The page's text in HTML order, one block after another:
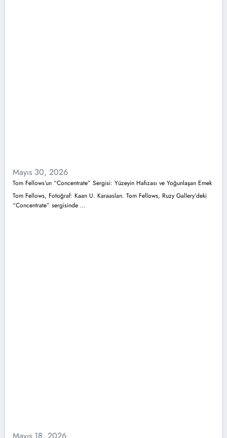
Mayıs 30, 2026
Tom Fellows’un “Concentrate” Sergisi: Yüzeyin Hafızası ve Yoğunlaşan Emek
Tom Fellows, Fotoğraf: Kaan U. Karaaslan. Tom Fellows, Ruzy Gallery’deki
“Concentrate” sergisinde …